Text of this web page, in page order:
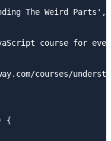
The Weird Parts',
course for
courses/
{